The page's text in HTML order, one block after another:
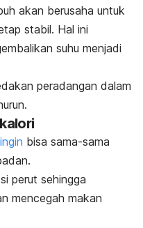
akan berusaha untuk
stabil. Hal ini
suhu menjadi
peradangan dalam
bisa sama-sama
perut sehingga
mencegah makan